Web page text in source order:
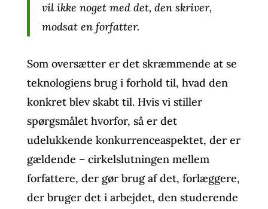
vil ikke noget med det, den skriver,
modsat en forfatter.
Som oversætter er det skræmmende at se
teknologiens brug i forhold til, hvad den
konkret blev skabt til. Hvis vi stiller
spørgsmålet hvorfor, så er det
udelukkende konkurrenceaspektet, der er
gældende – cirkelslutningen mellem
forfattere, der gør brug af det, forlæggere,
der bruger det i arbejdet, den studerende